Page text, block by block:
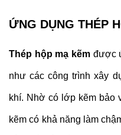
ỨNG DỤNG THÉP
Thép hộp mạ kẽmđược
như các công trình xây
khí. Nhờ có lớp kẽm bảo
kẽm có khả năng làm